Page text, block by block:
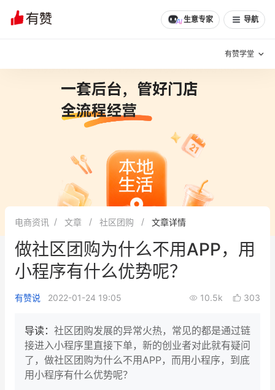
生意专家 导航
有赞学堂
增长方法
有赞专家说
新零售最佳实践
面对面聊增长
新零售大会 新零售茶会
增长产品指南
智库
文章 问诊 分享
电商资讯 文章 社区团购 文章详情
做社区团购为什么不用APP，用
小程序有什么优势呢？
有赞说 2022-01-24 19:05 10.5k 303
导读： 社区团购发展的异常火热，常见的都是通过链
接进入小程序里直接下单，新的创业者对此就有疑问
了，做社区团购为什么不用APP，而用小程序，到底
用小程序有什么优势呢？